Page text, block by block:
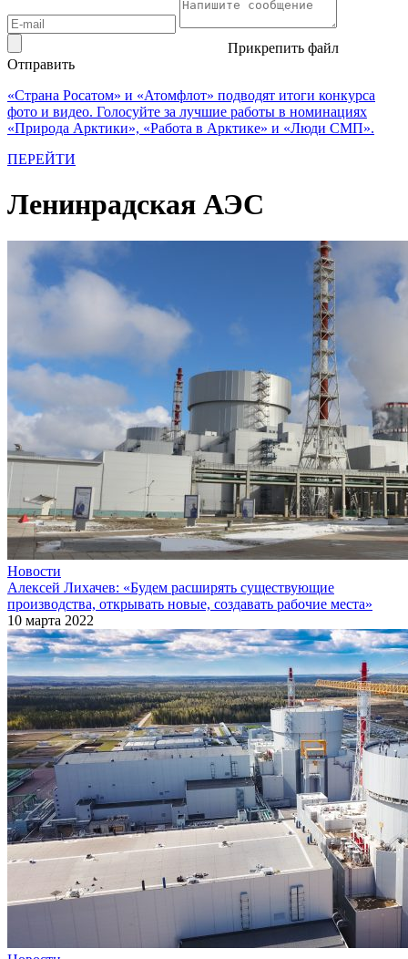
Прикрепить файл
Отправить
«Страна Росатом» и «Атомфлот» подводят итоги конкурса
фото и видео. Голосуйте за лучшие работы в номинациях
«Природа Арктики», «Работа в Арктике» и «Люди СМП».
ПЕРЕЙТИ
Ленинрадская АЭС
Новости
Алексей Лихачев: «Будем расширять существующие
производства, открывать новые, создавать рабочие места»
10 марта 2022